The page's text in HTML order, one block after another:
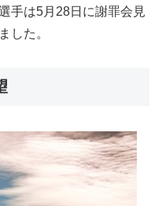
手は5月28日に謝罪会見
した。